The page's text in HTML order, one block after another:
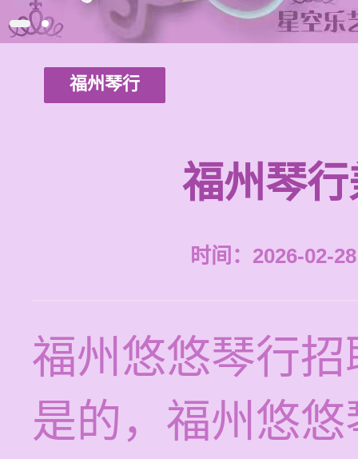
福州琴行
福州琴
时间：2026-02-
福州悠悠琴行
是的，福州悠